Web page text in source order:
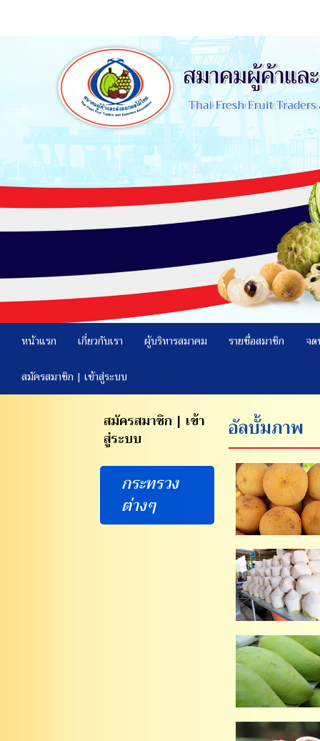
หน้าแรก เกี่ยวกับเรา ผู้บริหารสมาคม รายชื่อสมาชิก จด
สมัครสมาชิก | เข้าสู่ระบบ
สมัครสมาชิก | เข้า
สู่ระบบ
กระทรวง
ต่างๆ
อัลบั้มภาพ